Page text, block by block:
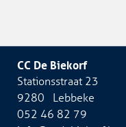
CC De Biekorf
Adres
Stationsstraat 23
9280
Lebbeke
Tel.
052 46 82 79